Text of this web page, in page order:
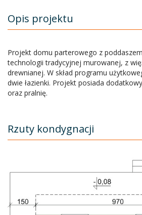
Opis projektu
Projekt domu parterowego z
technologii tradycyjnej murowanej, z
drewnianej. W skład programu
dwie łazienki. Projekt posiada
oraz pralnię.
Rzuty kondygnacji